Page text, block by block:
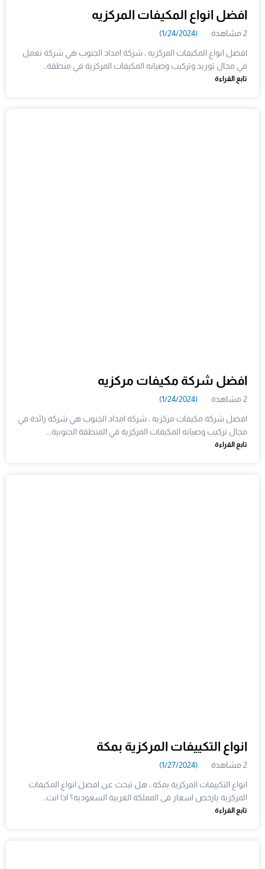
افضل انواع المكيفات المركزيه
2 مشاهدة (1/24/2024)
افضل انواع المكيفات المركزيه ، شركة امداد الجنوب هي شركة تعمل
في مجال توريد وتركيب وصيانه المكيفات المركزية في منطقة…
تابع القراءة
افضل شركة مكيفات مركزيه
2 مشاهدة (1/24/2024)
افضل شركة مكيفات مركزيه ، شركة امداد الجنوب هي شركة رائدة في
مجال تركيب وصيانه المكيفات المركزية في المنطقة الجنوبية.…
تابع القراءة
انواع التكييفات المركزية بمكة
2 مشاهدة (1/27/2024)
انواع التكييفات المركزية بمكة ، هل تبحث عن افضل انواع المكيفات
المركزية يارخص اسعار فى المملكة العربية السعودية؟ اذا انت…
تابع القراءة